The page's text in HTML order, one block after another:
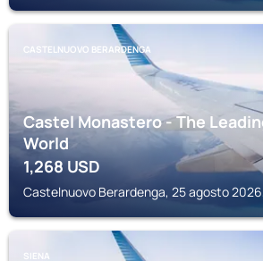
CASTELNUOVO BERARDENGA
Castel Monastero - The
World
1,268USD
Castelnuovo Berardenga, 25 agosto
SIENA